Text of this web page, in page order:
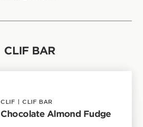
CLIF BAR
CLIF | CLIF BAR
Chocolate Almond Fudge